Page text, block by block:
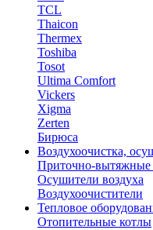
TCL
Thaicon
Thermex
Toshiba
Tosot
Ultima Comfort
Vickers
Xigma
Zerten
Бирюса
Воздухоочистка,
Приточно-вытяжные
Осушители воздуха
Воздухоочистители
Тепловое
Отопительные котлы